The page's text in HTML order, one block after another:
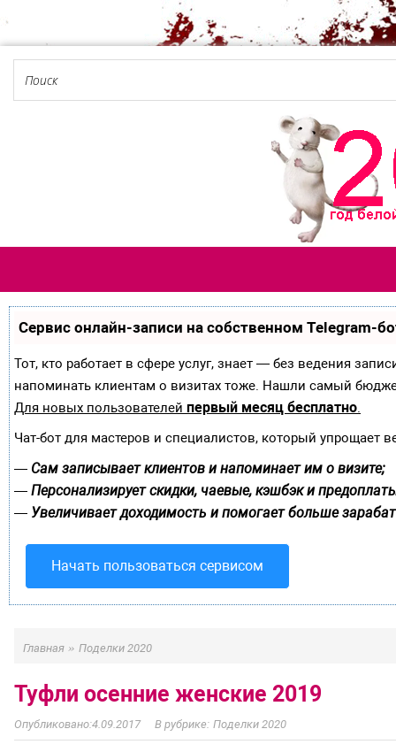
Сервис онлайн-записи на собственном Telegram-
Тот, кто работает в сфере услуг, знает — без ведения
напоминать клиентам о визитах тоже. Нашли самый
Для новых пользователей первый месяц бесплатно.
Чат-бот для мастеров и специалистов, который упрощает
— Сам записывает клиентов и напоминает им о визите;
— Персонализирует скидки, чаевые, кэшбэк и
— Увеличивает доходимость и помогает больше
Начать пользоваться сервисом
Главная » Поделки 2020
Туфли осенние женские 2019
4.09.2017 Поделки 2020